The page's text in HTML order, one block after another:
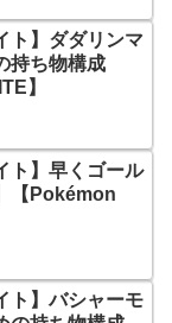
ト】ダダリンマ
持ち物構成
】
ト】早くゴール
【Pokémon
ト】バシャーモ